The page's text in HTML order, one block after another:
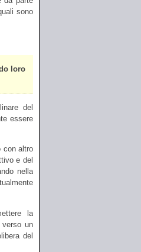
sono
loro
del
essere
con altro
e del
nella
la
un
del